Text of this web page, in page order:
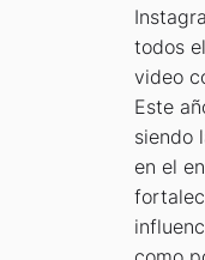
todos
video
Este
siendo
en el